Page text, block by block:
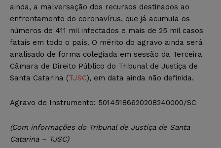
ainda, a malversação dos recursos destinados ao
enfrentamento do coronavírus, que já acumula os
números de 411 mil infectados e mais de 25 mil casos
fatais em todo o país. O mérito do agravo ainda será
analisado de forma colegiada em sessão da Terceira
Câmara de Direito Público do Tribunal de Justiça de
Santa Catarina (TJSC), em data ainda não definida.
Agravo de Instrumento: 50145186620208240000/SC
(Com informações do Tribunal de Justiça de Santa
Catarina – TJSC)